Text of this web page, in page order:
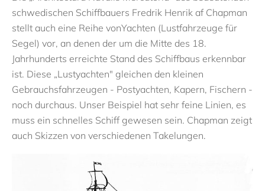
schwedischen Schiffbauers Fredrik Henrik af Chapman
stellt auch eine Reihe vonYachten (Lustfahrzeuge für
Segel) vor, an denen der um die Mitte des 18.
Jahrhunderts erreichte Stand des Schiffbaus erkennbar
ist. Diese „Lustyachten" gleichen den kleinen
Gebrauchsfahrzeugen - Postyachten, Kapern, Fischern -
noch durchaus. Unser Beispiel hat sehr feine Linien, es
muss ein schnelles Schiff gewesen sein. Chapman zeigt
auch Skizzen von verschiedenen Takelungen.